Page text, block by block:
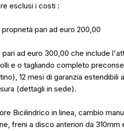
esclusi i costi :
pari ad euro 200,00
ad euro 300,00 che include
e o tagliando completo
12 mesi di garanzia
(dettagli in sede).
Bicilindrico in linea, cambio
freni a disco anteriori da